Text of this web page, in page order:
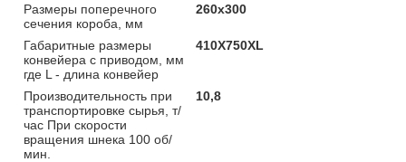
Размеры поперечного
сечения короба, мм
260х300
Габаритные размеры
конвейера с приводом, мм
где L - длина конвейер
410X750XL
Производительность при
транспортировке сырья, т/
час При скорости
вращения шнека 100 об/
мин.
10,8